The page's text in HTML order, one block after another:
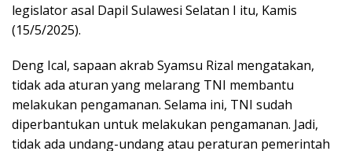
legislator asal Dapil Sulawesi Selatan I itu, Kamis
(15/5/2025).
Deng Ical, sapaan akrab Syamsu Rizal mengatakan,
tidak ada aturan yang melarang TNI membantu
melakukan pengamanan. Selama ini, TNI sudah
diperbantukan untuk melakukan pengamanan. Jadi,
tidak ada undang-undang atau peraturan pemerintah